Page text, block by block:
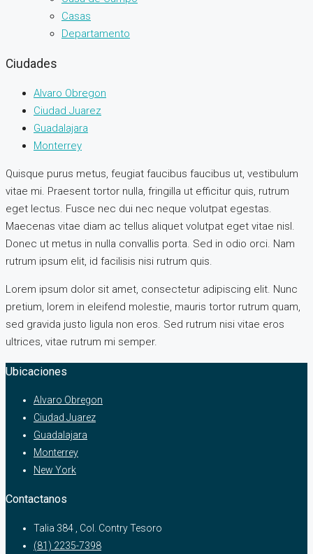
Casas
Departamento
Ciudades
Alvaro Obregon
Ciudad Juarez
Guadalajara
Monterrey
Quisque purus metus, feugiat faucibus faucibus ut, vestibulum
vitae mi. Praesent tortor nulla, fringilla ut efficitur quis, rutrum
eget lectus. Fusce nec dui nec neque volutpat egestas.
Maecenas vitae diam ac tellus aliquet volutpat eget vitae nisl.
Donec ut metus in nulla convallis porta. Sed in odio orci. Nam
rutrum ipsum elit, id facilisis nisi rutrum quis.
Lorem ipsum dolor sit amet, consectetur adipiscing elit. Nunc
pretium, lorem in eleifend molestie, mauris tortor rutrum quam,
sed gravida justo ligula non eros. Sed rutrum nisi vitae eros
ultrices, vitae rutrum mi semper.
Ubicaciones
Alvaro Obregon
Ciudad Juarez
Guadalajara
Monterrey
New York
Contactanos
Talia 384 , Col. Contry Tesoro
(81) 2235-7398